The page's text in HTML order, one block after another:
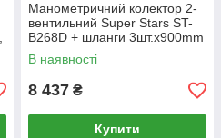
Манометричний колектор 2-
вентильний Super Stars ST-
B268D + шланги 3шт.x900mm
(R-22 R-32 R-600 R-1234yf R-
410A R-134)
В наявності
8 437 ₴
Купити